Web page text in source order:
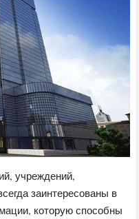
учреждений,
заинтересованы в
которую способны